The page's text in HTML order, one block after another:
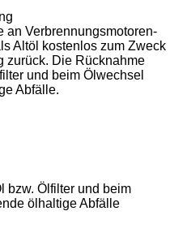
an Verbrennungsmotoren-
Altöl kostenlos zum Zweck
zurück. Die Rücknahme
und beim Ölwechsel
Abfälle.
bzw. Ölfilter und beim
ölhaltige Abfälle